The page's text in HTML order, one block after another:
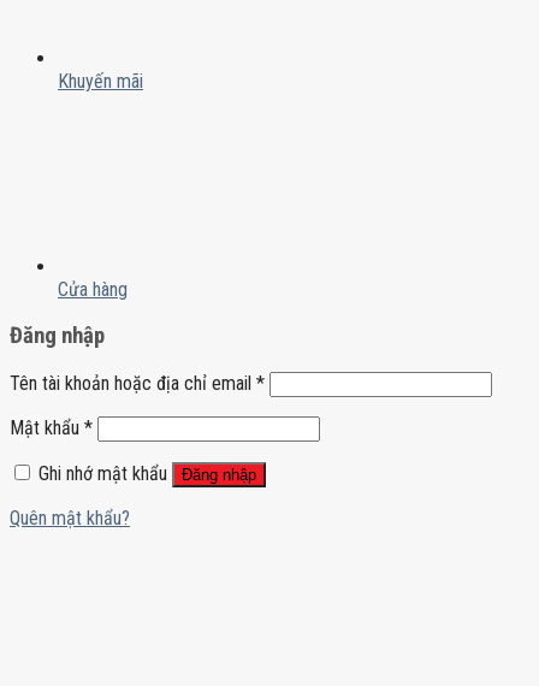
Khuyến mãi
Cửa hàng
Đăng nhập
Tên tài khoản hoặc địa chỉ email *
Mật khẩu *
Ghi nhớ mật khẩu
Đăng nhập
Quên mật khẩu?